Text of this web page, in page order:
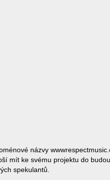
názvy
mít ke svému projektu do
spekulantů.